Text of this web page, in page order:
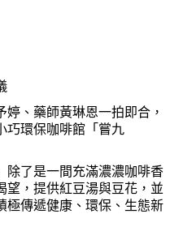
、藥師黃琳恩一拍即合，
巧環保咖啡館「嘗九
除了是一間充滿濃濃咖啡香
望，提供紅豆湯與豆花，並
傳遞健康、環保、生態新